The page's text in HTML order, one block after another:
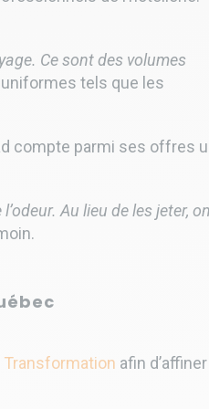
Ce sont des volumes
uniformes tels que les
compte parmi ses offres
Au lieu de les jeter,
afin d’affiner